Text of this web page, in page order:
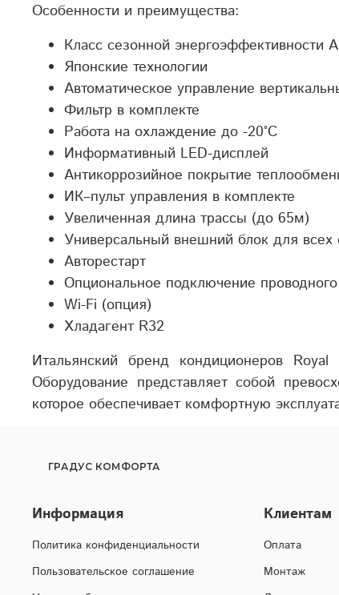
Особенности и преимущества:
Класс сезонной энергоэффективности
Японские технологии
Автоматическое управление
Фильтр в комплекте
Работа на охлаждение до -20°С
Информативный LED-дисплей
Антикоррозийное покрытие
ИК–пульт управления в комплекте
Увеличенная длина трассы (до 65м)
Универсальный внешний блок для всех
Авторестарт
Опциональное подключение проводного
Wi-Fi (опция)
Хладагент R32
Итальянский бренд кондиционеров Royal
Оборудование представляет собой
которое обеспечивает комфортную
ГРАДУС КОМФОРТА
Информация
Политика конфиденциальности
Пользовательское соглашение
Клиентам
Оплата
Монтаж